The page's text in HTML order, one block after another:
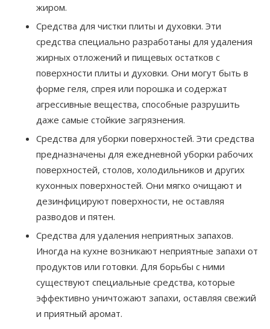
жиром.
Средства для чистки плиты и духовки. Эти
средства специально разработаны для удаления
жирных отложений и пищевых остатков с
поверхности плиты и духовки. Они могут быть в
форме геля, спрея или порошка и содержат
агрессивные вещества, способные разрушить
даже самые стойкие загрязнения.
Средства для уборки поверхностей. Эти средства
предназначены для ежедневной уборки рабочих
поверхностей, столов, холодильников и других
кухонных поверхностей. Они мягко очищают и
дезинфицируют поверхности, не оставляя
разводов и пятен.
Средства для удаления неприятных запахов.
Иногда на кухне возникают неприятные запахи от
продуктов или готовки. Для борьбы с ними
существуют специальные средства, которые
эффективно уничтожают запахи, оставляя свежий
и приятный аромат.